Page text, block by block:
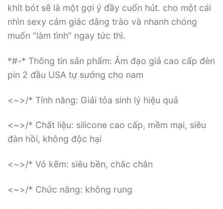
khít bót sẽ là một gợi ý đầy cuốn hút. cho một cái
nhìn sexy cảm giác dâng trào và nhanh chóng
muốn “làm tình” ngay tức thì.
*#-* Thông tin sản phẩm: Âm đạo giả cao cấp đèn
pin 2 đầu USA tự sướng cho nam
<~>/* Tính năng: Giải tỏa sinh lý hiệu quả
<~>/* Chất liệu: silicone cao cấp, mềm mại, siêu
đàn hồi, không độc hại
<~>/* Vỏ kẽm: siêu bền, chắc chắn
<~>/* Chức năng: không rung